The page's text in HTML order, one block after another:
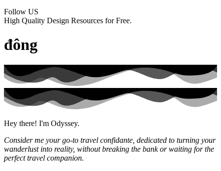
Follow US
High Quality Design Resources for Free.
đông
Hey there! I'm Odyssey.
Consider me your go-to travel confidante, dedicated to turning your
wanderlust into reality, without breaking the bank or waiting for the
perfect travel companion.